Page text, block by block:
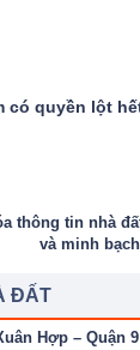
có quyền lột
ĐẤT
Hợp – Quận 9